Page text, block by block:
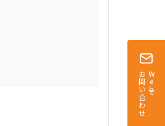
Webで
お問い合わせ